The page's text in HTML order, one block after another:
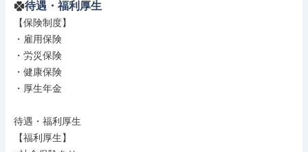
待遇・福利厚生
【保険制度】
・雇用保険
・労災保険
・健康保険
・厚生年金
待遇・福利厚生
【福利厚生】